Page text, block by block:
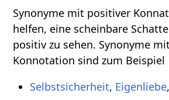
Synonyme mit positiver
helfen, eine scheinbare
positiv zu sehen. Synonyme
Konnotation sind zum Beispiel
Selbstsicherheit, Eigenliebe,